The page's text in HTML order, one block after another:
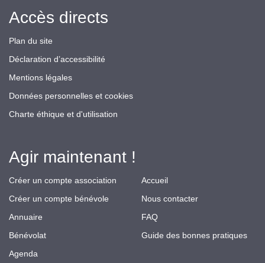
Accès directs
Plan du site
Déclaration d’accessibilité
Mentions légales
Données personnelles et cookies
Charte éthique et d'utilisation
Agir maintenant !
Créer un compte association
Créer un compte bénévole
Annuaire
Bénévolat
Agenda
Accueil
Nous contacter
FAQ
Guide des bonnes pratiques